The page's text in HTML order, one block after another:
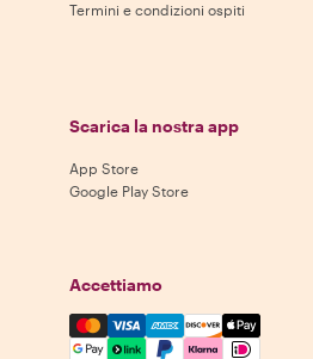
Termini e condizioni ospiti
Scarica la nostra app
App Store
Google Play Store
Accettiamo
Mastercard, Visa, Amex,